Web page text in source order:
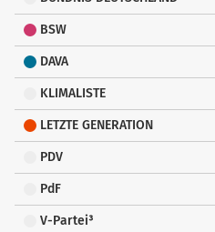
BSW
DAVA
KLIMALISTE
LETZTE GENERATION
PDV
PdF
V-Partei³